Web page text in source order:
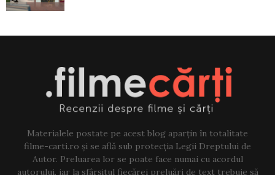
Materialele postate pe acest blog aparțin în totalitate
filme-carti.ro și se află sub protecția Legii Dreptului de
Autor. Preluarea lor se poate face numai cu acordul
autorului, iar la sfârșitul fiecărei preluări de text trebuie să